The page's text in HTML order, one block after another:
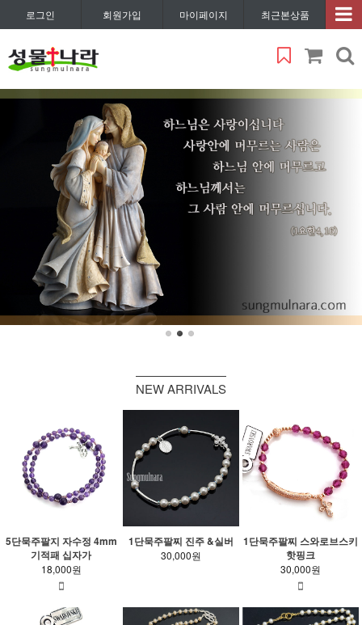
로그인 회원가입 마이페이지 최근본상품
NEW ARRIVALS
5단묵주팔지 자수정 4mm
기적패 십자가
18,000원
1단묵주팔찌 진주 &실버
30,000원
1단묵주팔찌 스와로브스키
핫핑크
30,000원